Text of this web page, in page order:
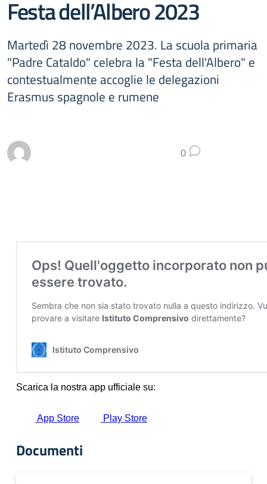
Festa dell’Albero 2023
Martedì 28 novembre 2023. La scuola primaria
"Padre Cataldo" celebra la "Festa dell'Albero" e
contestualmente accoglie le delegazioni
Erasmus spagnole e rumene
0
Documenti